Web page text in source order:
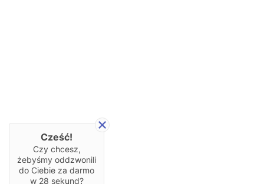
Cześć!
Czy chcesz,
żebyśmy oddzwonili
do Ciebie za darmo
w 28 sekund?